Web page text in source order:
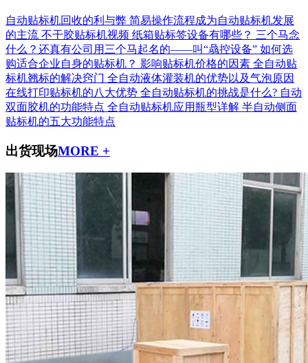
自动贴标机回收的利与弊 简易操作流程成为自动贴标机发展
的主流 不干胶贴标机视频 纸箱贴标签设备有哪些？ 三个马念
什么？还真有公司用三个马起名的——叫“骉控设备” 如何选
购适合企业自身的贴标机？ 影响贴标机价格的因素 全自动贴
标机翘标的解决窍门 全自动液体灌装机的优势以及气泡原因
在线打印贴标机的八大优势 全自动贴标机的挑战是什么? 自动
双面胶机的功能特点 全自动贴标机应用瓶型详解 半自动侧面
贴标机的五大功能特点
出货现场MORE +